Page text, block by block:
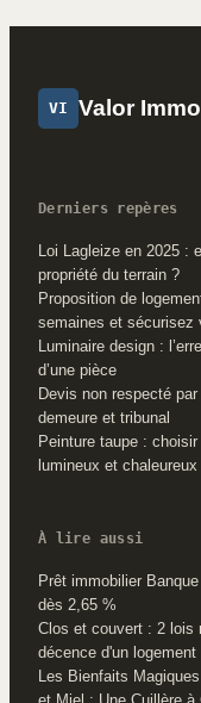
VI Valor Immo
Derniers repères
Loi Lagleize en 2025
propriété du terrain ?
Proposition de
semaines et sécurisez
Luminaire design :
d’une pièce
Devis non respecté
demeure et tribunal
Peinture taupe :
lumineux et chaleureux
À lire aussi
Prêt immobilier
dès 2,65 %
Clos et couvert : 2 lois
décence d'un logement
Les Bienfaits